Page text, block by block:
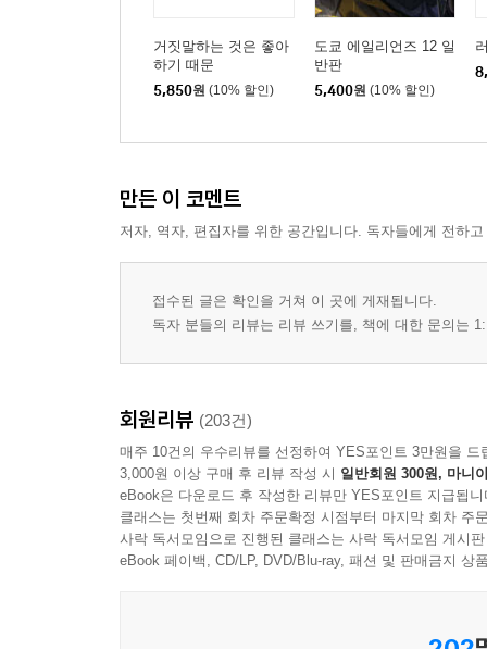
거짓말하는 것은 좋아
하기 때문
5,850원 (10% 할인)
도쿄 에일리언즈 12 일
반판
5,400원 (10% 할인)
만든 이 코멘트
저자, 역자, 편집자를 위한 공간입니다. 독자들에게 전하
접수된 글은 확인을 거쳐 이 곳에 게재됩니다.
독자 분들의 리뷰는 리뷰 쓰기를, 책에 대한 문의는
회원리뷰 (203건)
매주 10건의 우수리뷰를 선정하여 YES포인트 3만원을 드
3,000원 이상 구매 후 리뷰 작성 시 일반회원 300원, 마니
eBook은 다운로드 후 작성한 리뷰만 YES포인트 지급됩니
클래스는 첫번째 회차 주문확정 시점부터 마지막 회차 주
사락 독서모임으로 진행된 클래스는 사락 독서모임 게시
eBook 페이백, CD/LP, DVD/Blu-ray, 패션 및 판매금지 상